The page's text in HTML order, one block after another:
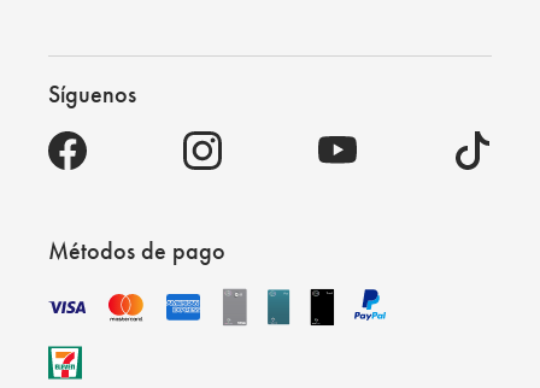
Síguenos
Métodos de pago